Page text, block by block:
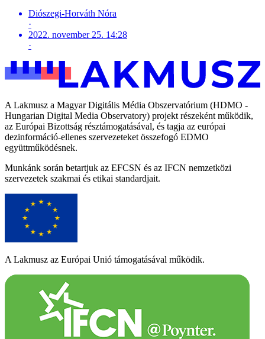
Diószegi-Horváth Nóra
·
2022. november 25. 14:28
·
A Lakmusz a Magyar Digitális Média Obszervatórium (HDMO -
Hungarian Digital Media Observatory) projekt részeként működik,
az Európai Bizottság résztámogatásával, és tagja az európai
dezinformáció-ellenes szervezeteket összefogó EDMO
együttműködésnek.
Munkánk során betartjuk az EFCSN és az IFCN nemzetközi
szervezetek szakmai és etikai standardjait.
A Lakmusz az Európai Unió támogatásával működik.